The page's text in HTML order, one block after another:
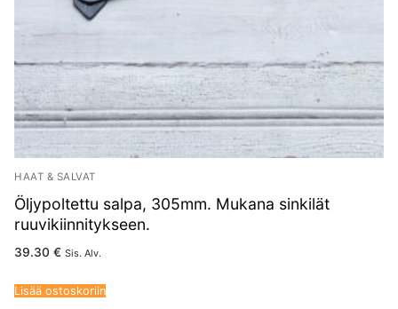
HAAT & SALVAT
Öljypoltettu salpa, 305mm. Mukana sinkilät
ruuvikiinnitykseen.
39.30 € Sis. Alv.
Lisää ostoskoriin